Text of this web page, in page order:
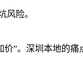
风险。
”。深圳本地的痛